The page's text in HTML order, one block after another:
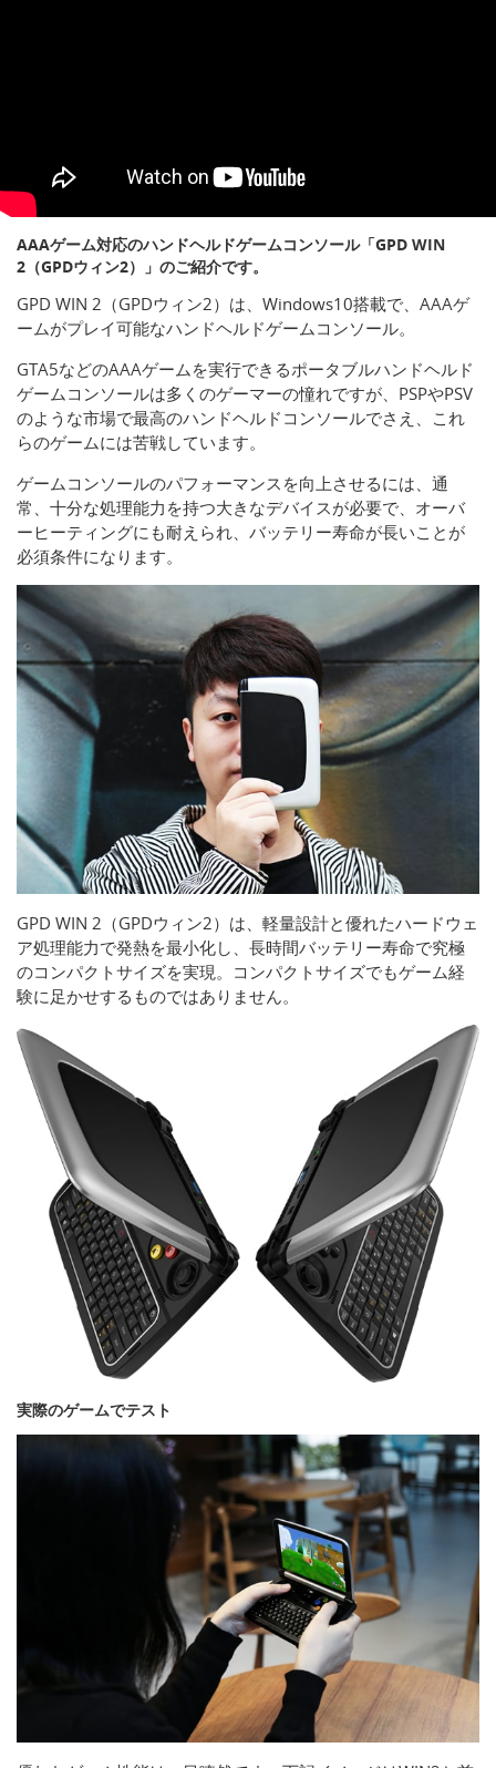
AAAゲーム対応のハンドヘルドゲームコンソール「GPD WIN
2（GPDウィン2）」のご紹介です。
GPD WIN 2（GPDウィン2）は、Windows10搭載で、AAAゲ
ームがプレイ可能なハンドヘルドゲームコンソール。
GTA5などのAAAゲームを実行できるポータブルハンドヘルド
ゲームコンソールは多くのゲーマーの憧れですが、PSPやPSV
のような市場で最高のハンドヘルドコンソールでさえ、これ
らのゲームには苦戦しています。
ゲームコンソールのパフォーマンスを向上させるには、通
常、十分な処理能力を持つ大きなデバイスが必要で、オーバ
ーヒーティングにも耐えられ、バッテリー寿命が長いことが
必須条件になります。
GPD WIN 2（GPDウィン2）は、軽量設計と優れたハードウェ
ア処理能力で発熱を最小化し、長時間バッテリー寿命で究極
のコンパクトサイズを実現。コンパクトサイズでもゲーム経
験に足かせするものではありません。
実際のゲームでテスト